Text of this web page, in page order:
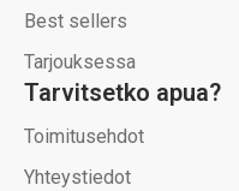
Best sellers
Tarjouksessa
Tarvitsetko apua?
Toimitusehdot
Yhteystiedot